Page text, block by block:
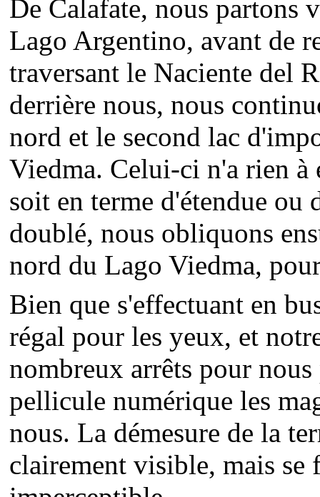
De Calafate, nous partons
Lago Argentino, avant de
traversant le Naciente del
derrière nous, nous
nord et le second lac
Viedma. Celui-ci n'a rien à
soit en terme d'étendue ou
doublé, nous obliquons
nord du Lago Viedma,
Bien que s'effectuant en
régal pour les yeux, et
nombreux arrêts pour
pellicule numérique les
nous. La démesure de la
clairement visible, mais se